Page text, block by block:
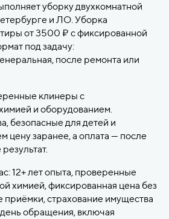
уборку двухкомнатной
и ЛО. Уборка
от 3500 ₽ с фиксированной
под задачу:
после ремонта или
клинеры с
и оборудованием.
безопасные для детей и
цену заранее, а оплата — после
12+ лет опыта, проверенные
химией, фиксированная цена без
приёмки, страхование имущества
обращения, включая